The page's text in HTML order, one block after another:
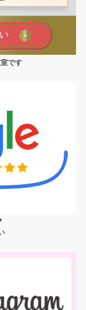
です